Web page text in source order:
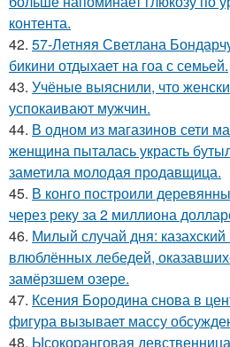
контента.
42. 57-Летняя Светлана
бикини отдыхает на гоа с семьей.
43. Учёные выяснили, что
успокаивают мужчин.
44. В одном из магазинов сети
женщина пыталась украсть
заметила молодая продавщица.
45. В конго построили
через реку за 2 миллиона
46. Милый случай дня:
влюблённых лебедей,
замёрзшем озере.
47. Ксения Бородина снова в
фигура вызывает массу
48. Ысокоранговая